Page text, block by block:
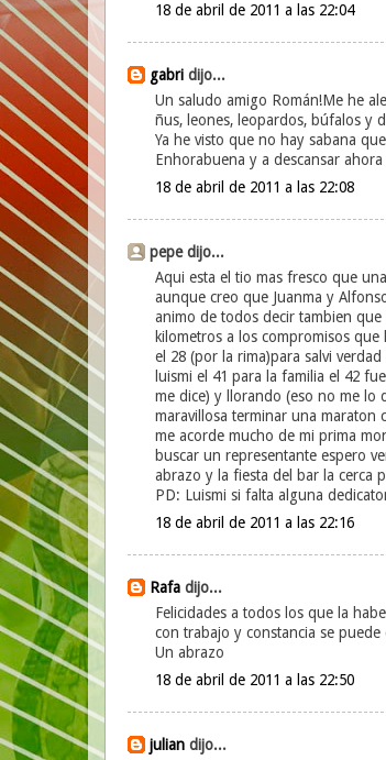
18 de abril de 2011 a las 22:04
gabridijo...
Un saludo amigo Román!Me he
ñus, leones, leopardos, búfalos y
Ya he visto que no hay sabana
Enhorabuena y a descansar ahora
18 de abril de 2011 a las 22:08
pepe dijo...
Aqui esta el tio mas fresco que
aunque creo que Juanma y
animo de todos decir tambien
kilometros a los compromisos
el 28 (por la rima)para salvi
luismi el 41 para la familia el 42
me dice) y llorando (eso no me lo
maravillosa terminar una maraton
me acorde mucho de mi prima
buscar un representante espero
abrazo y la fiesta del bar la cerca
PD: Luismi si falta alguna
18 de abril de 2011 a las 22:16
Rafadijo...
Felicidades a todos los que la
con trabajo y constancia se
Un abrazo
18 de abril de 2011 a las 22:50
juliandijo...